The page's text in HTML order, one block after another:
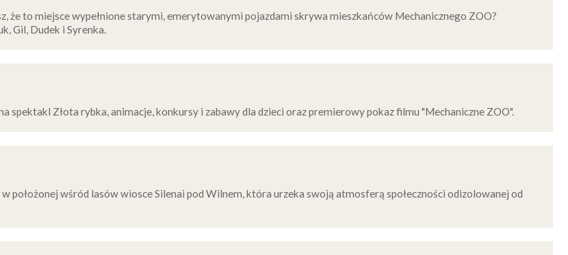
że to miejsce wypełnione starymi, emerytowanymi pojazdami skrywa mieszkańców Mechanicznego ZOO?
Gil, Dudek i Syrenka.
spektakl Złota rybka, animacje, konkursy i zabawy dla dzieci oraz premierowy pokaz filmu "Mechaniczne ZOO".
położonej wśród lasów wiosce Silenai pod Wilnem, która urzeka swoją atmosferą społeczności odizolowanej od